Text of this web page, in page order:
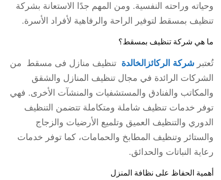
وحياته وراحته النفسية. ومن المهم جدًا الاستعانة بشركة
تنظيف بمسقط لتوفير الراحة والرفاهية لأفراد الأسرة.
ما هي شركة تنظيف بمسقط؟
تُعتبر شركة الركائزالخالدة تنظيف منازل فى مسقط من
الشركات الرائدة في مجال تنظيف المنازل والشقق
والمكاتب والفنادق والمستشفيات والمنشآت الأخرى. فهي
توفر خدمات تنظيف شاملة ومتكاملة تتضمن التنظيف
الدوري والتنظيف العميق وتلميع الأرضيات والزجاج
والستائر وتنظيف المطابخ والحمامات، كما توفر خدمات
رعاية النباتات والحدائق.
أهمية الحفاظ على نظافة المنزل